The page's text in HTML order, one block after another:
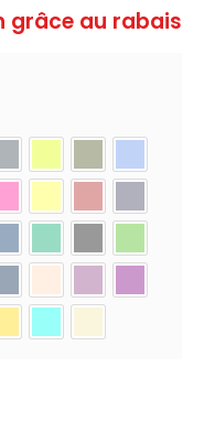
grâce au rabais